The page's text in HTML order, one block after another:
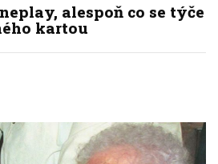
alespoň co se týče
kartou